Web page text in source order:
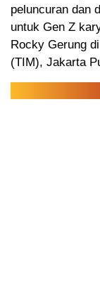
peluncuran dan
untuk Gen Z
Rocky Gerung
(TIM), Jakarta